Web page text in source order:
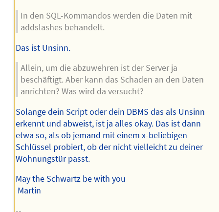
In den SQL-Kommandos werden die Daten mit
addslashes behandelt.
Das ist Unsinn.
Allein, um die abzuwehren ist der Server ja
beschäftigt. Aber kann das Schaden an den Daten
anrichten? Was wird da versucht?
Solange dein Script oder dein DBMS das als Unsinn
erkennt und abweist, ist ja alles okay. Das ist dann
etwa so, als ob jemand mit einem x-beliebigen
Schlüssel probiert, ob der nicht vielleicht zu deiner
Wohnungstür passt.
May the Schwartz be with you
Martin